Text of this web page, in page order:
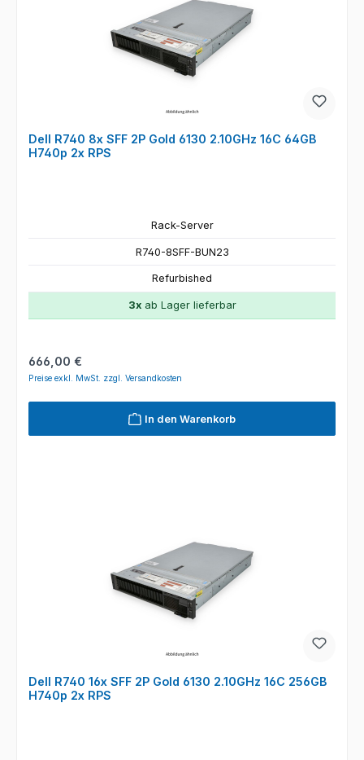
Dell R740 8x SFF 2P Gold 6130 2.10GHz 16C 64GB
H740p 2x RPS
Rack-Server
R740-8SFF-BUN23
Refurbished
3xab Lager lieferbar
Regulärer Preis:
666,00 €
Preise exkl. MwSt. zzgl. Versandkosten
In den Warenkorb
Dell R740 16x SFF 2P Gold 6130 2.10GHz 16C 256GB
H740p 2x RPS